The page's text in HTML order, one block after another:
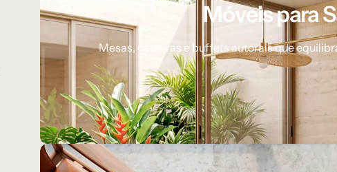
Móveis para
Mesas, cadeiras e buffets autorais que